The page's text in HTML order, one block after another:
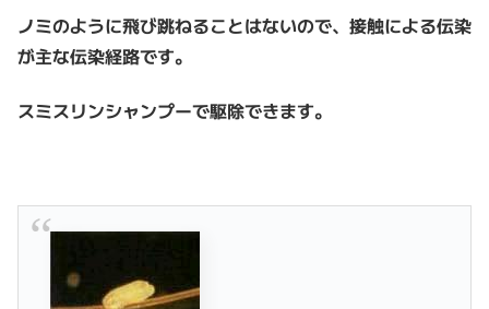
ノミのように飛び跳ねることはないので、接触による伝染
が主な伝染経路です。
スミスリンシャンプーで駆除できます。